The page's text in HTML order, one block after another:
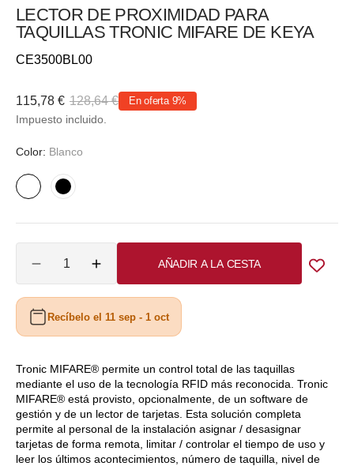
LECTOR DE PROXIMIDAD PARA
TAQUILLAS TRONIC MIFARE DE KEYA
Referencia::
CE3500BL00
Precio
de
venta
115,78 €
Precio
128,64 € En oferta 9%
Impuesto incluido.
Color: Blanco
BlancoNegro
Reducir
cantidad
LECTOR
DE
PARA
TAQUILLAS
TRONIC
MIFARE
DE
KEYA
Aumentar
cantidad
LECTOR
DE
PARA
TAQUILLAS
TRONIC
MIFARE
DE
KEYA
AÑADIR A LA CESTA
Recíbelo el 11 sep - 1 oct
Tronic MIFARE® permite un control total de las taquillas
mediante el uso de la tecnología RFID más reconocida. Tronic
MIFARE® está provisto, opcionalmente, de un software de
gestión y de un lector de tarjetas. Esta solución completa
permite al personal de la instalación asignar / desasignar
tarjetas de forma remota, limitar / controlar el tiempo de uso y
leer los últimos acontecimientos, número de taquilla, nivel de